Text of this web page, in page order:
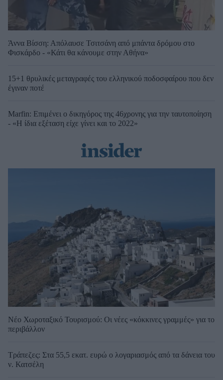
Άννα Βίσση: Απόλαυσε Τσιτσάνη από μπάντα δρόμου στο
Φισκάρδο - «Κάτι θα κάνουμε στην Αθήνα»
15+1 θρυλικές μεταγραφές του ελληνικού ποδοσφαίρου που δεν
έγιναν ποτέ
Marfin: Επιμένει ο δικηγόρος της 46χρονης για την ταυτοποίηση
- «Η ίδια εξέταση είχε γίνει και το 2022»
Νέο Χωροταξικό Τουρισμού: Οι νέες «κόκκινες γραμμές» για το
περιβάλλον
Τράπεζες: Στα 55,5 εκατ. ευρώ ο λογαριασμός από τα δάνεια του
ν. Κατσέλη